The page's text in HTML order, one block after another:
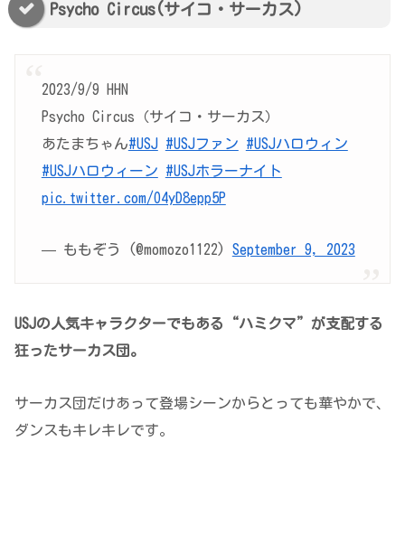
Psycho Circus(サイコ・サーカス)
2023/9/9 HHN
Psycho Circus（サイコ・サーカス）
あたまちゃん#USJ #USJファン
#USJハロウィン
#USJハロウィーン
#USJホラーナイト
pic.twitter.com/O4yD8epp5P
— ももぞう (@momozo1122) September 9, 2023
USJの人気キャラクターでもある“ハミクマ”が支配する
狂ったサーカス団。
サーカス団だけあって登場シーンからとっても華やかで、
ダンスもキレキレです。